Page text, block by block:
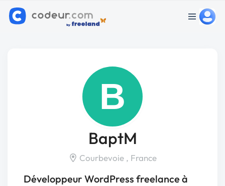
B
BaptM
Courbevoie , France
Développeur WordPress freelance à